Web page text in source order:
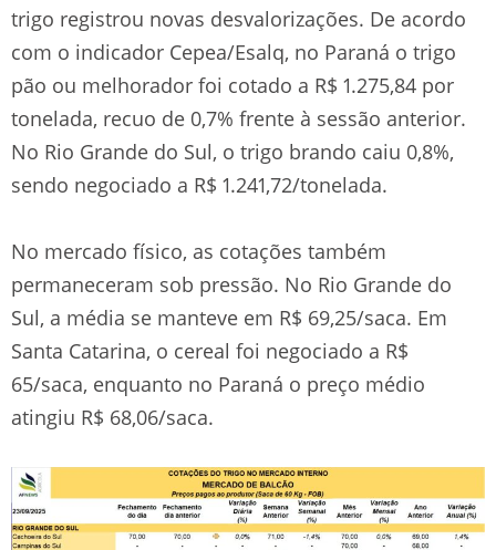
trigo registrou novas desvalorizações. De acordo
com o indicador Cepea/Esalq, no Paraná o trigo
pão ou melhorador foi cotado a R$ 1.275,84 por
tonelada, recuo de 0,7% frente à sessão anterior.
No Rio Grande do Sul, o trigo brando caiu 0,8%,
sendo negociado a R$ 1.241,72/tonelada.
No mercado físico, as cotações também
permaneceram sob pressão. No Rio Grande do
Sul, a média se manteve em R$ 69,25/saca. Em
Santa Catarina, o cereal foi negociado a R$
65/saca, enquanto no Paraná o preço médio
atingiu R$ 68,06/saca.